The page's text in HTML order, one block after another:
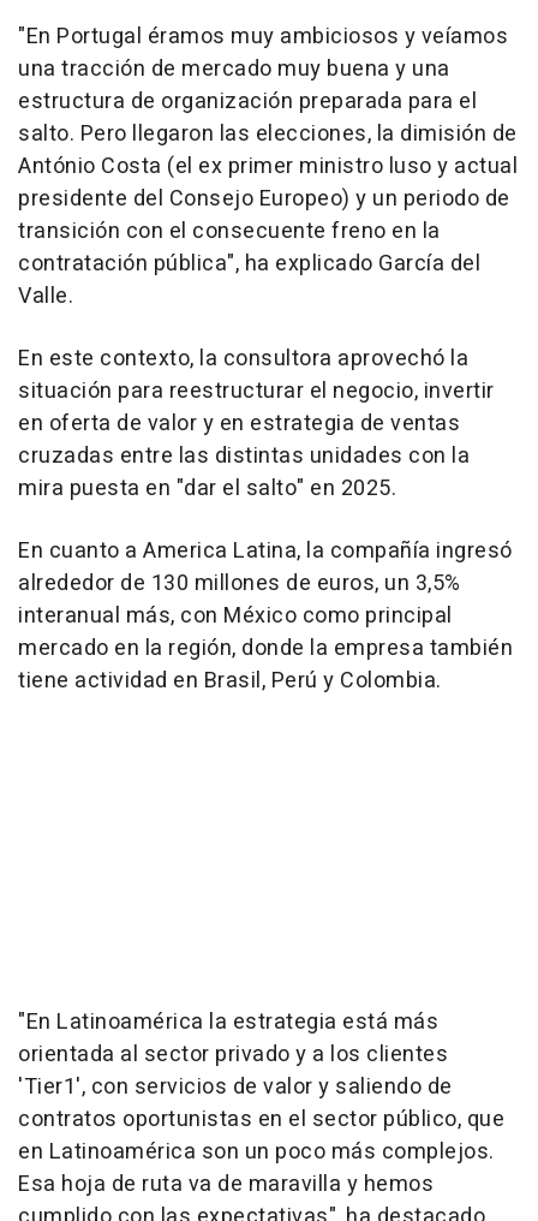
"En Portugal éramos muy ambiciosos y veíamos
una tracción de mercado muy buena y una
estructura de organización preparada para el
salto. Pero llegaron las elecciones, la dimisión de
António Costa (el ex primer ministro luso y actual
presidente del Consejo Europeo) y un periodo de
transición con el consecuente freno en la
contratación pública", ha explicado García del
Valle.
En este contexto, la consultora aprovechó la
situación para reestructurar el negocio, invertir
en oferta de valor y en estrategia de ventas
cruzadas entre las distintas unidades con la
mira puesta en "dar el salto" en 2025.
En cuanto a America Latina, la compañía ingresó
alrededor de 130 millones de euros, un 3,5%
interanual más, con México como principal
mercado en la región, donde la empresa también
tiene actividad en Brasil, Perú y Colombia.
"En Latinoamérica la estrategia está más
orientada al sector privado y a los clientes
'Tier1', con servicios de valor y saliendo de
contratos oportunistas en el sector público, que
en Latinoamérica son un poco más complejos.
Esa hoja de ruta va de maravilla y hemos